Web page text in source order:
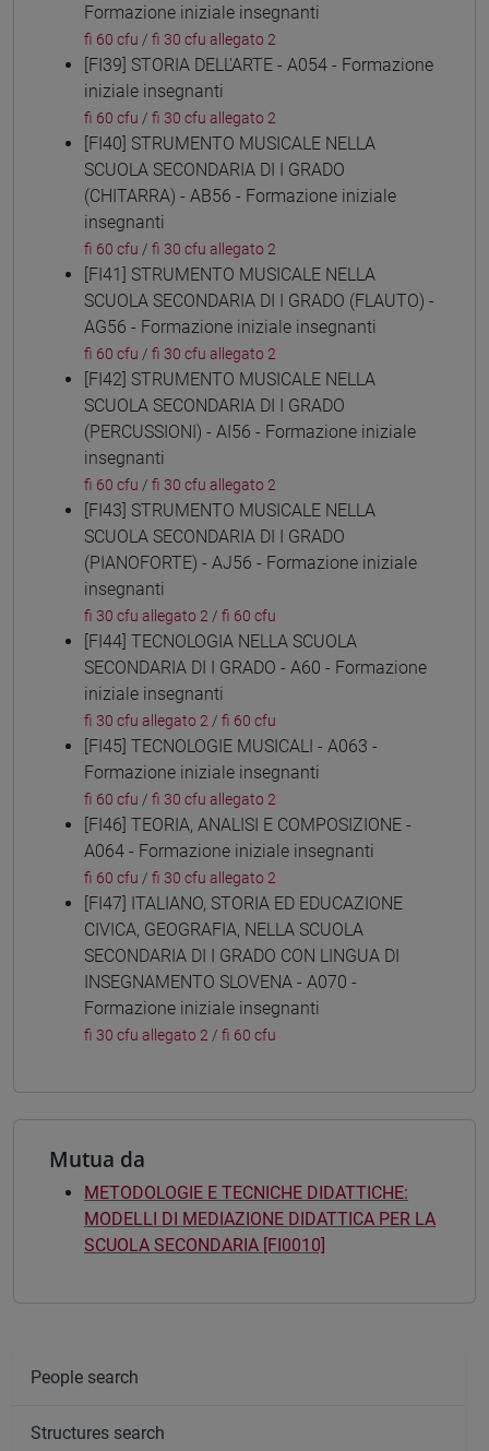
Formazione iniziale insegnanti
fi 60 cfu / fi 30 cfu allegato 2
[FI39] STORIA DELL'ARTE - A054 - Formazione
iniziale insegnanti
fi 60 cfu / fi 30 cfu allegato 2
[FI40] STRUMENTO MUSICALE NELLA
SCUOLA SECONDARIA DI I GRADO
(CHITARRA) - AB56 - Formazione iniziale
insegnanti
fi 60 cfu / fi 30 cfu allegato 2
[FI41] STRUMENTO MUSICALE NELLA
SCUOLA SECONDARIA DI I GRADO (FLAUTO) -
AG56 - Formazione iniziale insegnanti
fi 60 cfu / fi 30 cfu allegato 2
[FI42] STRUMENTO MUSICALE NELLA
SCUOLA SECONDARIA DI I GRADO
(PERCUSSIONI) - AI56 - Formazione iniziale
insegnanti
fi 60 cfu / fi 30 cfu allegato 2
[FI43] STRUMENTO MUSICALE NELLA
SCUOLA SECONDARIA DI I GRADO
(PIANOFORTE) - AJ56 - Formazione iniziale
insegnanti
fi 30 cfu allegato 2 / fi 60 cfu
[FI44] TECNOLOGIA NELLA SCUOLA
SECONDARIA DI I GRADO - A60 - Formazione
iniziale insegnanti
fi 30 cfu allegato 2 / fi 60 cfu
[FI45] TECNOLOGIE MUSICALI - A063 -
Formazione iniziale insegnanti
fi 60 cfu / fi 30 cfu allegato 2
[FI46] TEORIA, ANALISI E COMPOSIZIONE -
A064 - Formazione iniziale insegnanti
fi 60 cfu / fi 30 cfu allegato 2
[FI47] ITALIANO, STORIA ED EDUCAZIONE
CIVICA, GEOGRAFIA, NELLA SCUOLA
SECONDARIA DI I GRADO CON LINGUA DI
INSEGNAMENTO SLOVENA - A070 -
Formazione iniziale insegnanti
fi 30 cfu allegato 2 / fi 60 cfu
Mutua da
METODOLOGIE E TECNICHE DIDATTICHE:
MODELLI DI MEDIAZIONE DIDATTICA PER LA
SCUOLA SECONDARIA [FI0010]
People search
Structures search